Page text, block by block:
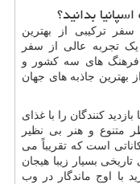
بدانید؟
سفر ترکیبی از بهترین
یک تجربه عالی از سفر
فرهنگ های سه کشور و
بهترین جاذبه های جهان
بازدید کنندگان را با غذای
متنوع و هنر بی نظیر
است که تقریباً می
تاریخی بسیار زیبا هیجان
با اوج ماندگار در وب